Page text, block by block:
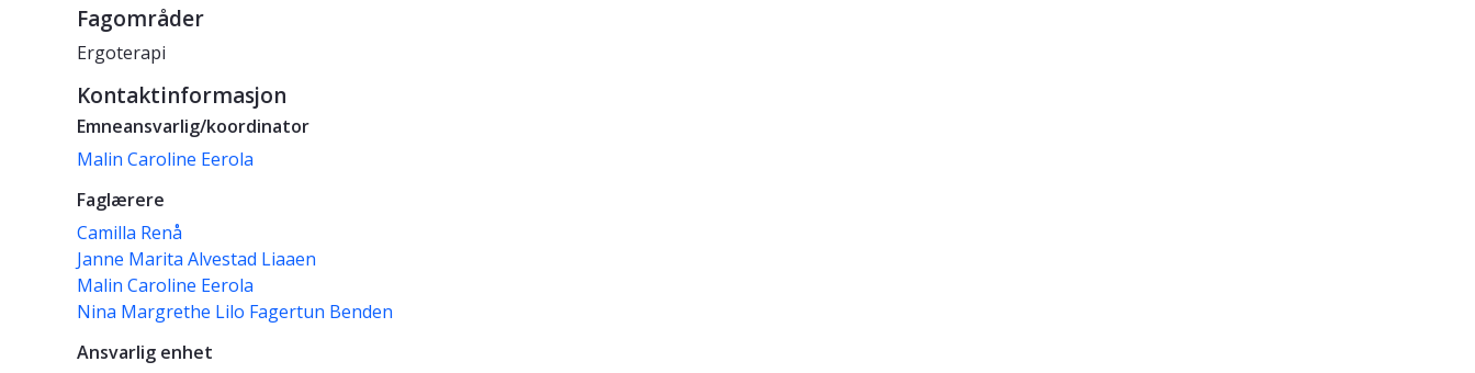
Fagområder
Ergoterapi
Kontaktinformasjon
Emneansvarlig/koordinator
Malin Caroline Eerola
Faglærere
Camilla Renå
Janne Marita Alvestad Liaaen
Malin Caroline Eerola
Nina Margrethe Lilo Fagertun Benden
Ansvarlig enhet